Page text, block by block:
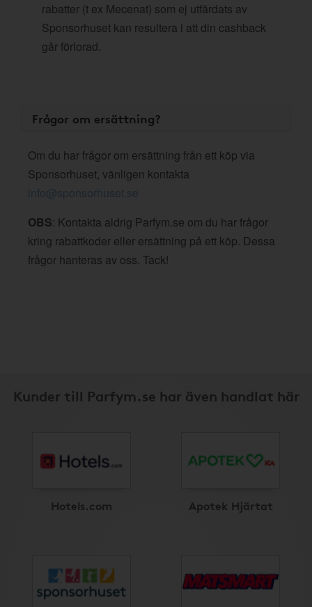
rabatter (t ex Mecenat) som ej utfärdats av
Sponsorhuset kan resultera i att din cashback
går förlorad.
Frågor om ersättning?
Om du har frågor om ersättning från ett köp via
Sponsorhuset, vänligen kontakta
info@sponsorhuset.se
OBS: Kontakta aldrig Parfym.se om du har frågor
kring rabattkoder eller ersättning på ett köp. Dessa
frågor hanteras av oss. Tack!
Kunder till Parfym.se har även handlat här
Hotels.com Apotek Hjärtat